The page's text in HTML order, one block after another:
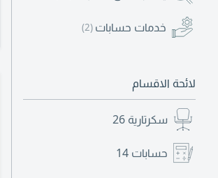
خدمات حسابات (2)
لائحة الاقسام
سكرتارية 26
حسابات 14